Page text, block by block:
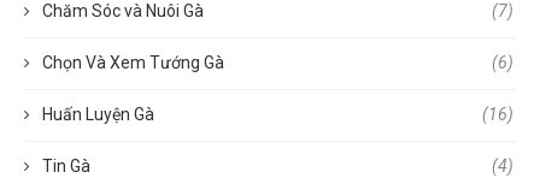
Chăm Sóc và Nuôi Gà (7)
Chọn Và Xem Tướng Gà (6)
Huấn Luyện Gà (16)
Tin Gà (4)